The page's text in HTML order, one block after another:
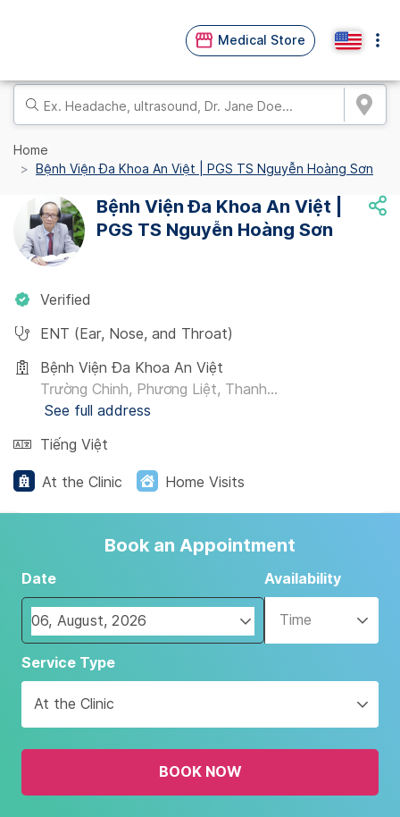
Medical Store
Home
Bệnh Viện Đa Khoa An Việt | PGS TS Nguyễn Hoàng Sơn
Bệnh Viện Đa Khoa An Việt |
PGS TS Nguyễn Hoàng Sơn
Verified
ENT (Ear, Nose, and Throat)
Bệnh Viện Đa Khoa An Việt
Trường Chinh, Phương Liệt, Thanh...
See full address
Tiếng Việt
At the Clinic Home Visits
Book an Appointment
Date
Navigate
forward
interact
with
the
and
Availability
Time
Service Type
At the Clinic
BOOK NOW